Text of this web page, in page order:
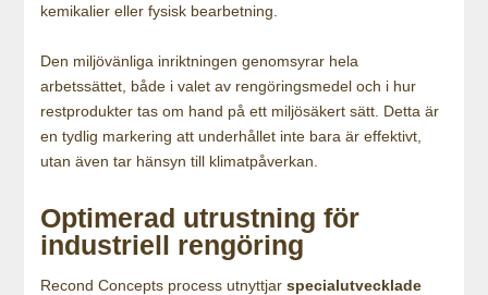
kemikalier eller fysisk bearbetning.
Den miljövänliga inriktningen genomsyrar hela
arbetssättet, både i valet av rengöringsmedel och i hur
restprodukter tas om hand på ett miljösäkert sätt. Detta är
en tydlig markering att underhållet inte bara är effektivt,
utan även tar hänsyn till klimatpåverkan.
Optimerad utrustning för
industriell rengöring
Recond Concepts process utnyttjarspecialutvecklade